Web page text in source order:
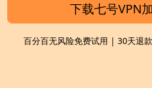
下载七号VPN
百分百无风险免费试用 | 30天退